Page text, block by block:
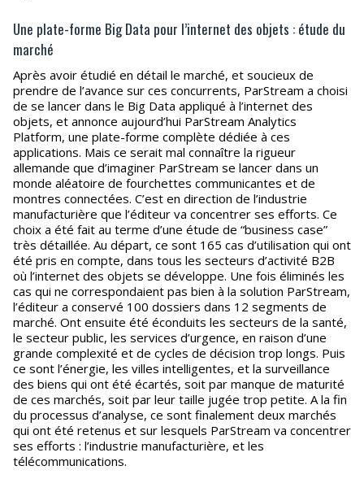
Une plate-forme Big Data pour l’internet des objets : étude du
marché
Après avoir étudié en détail le marché, et soucieux de
prendre de l’avance sur ces concurrents, ParStream a choisi
de se lancer dans le Big Data appliqué à l’internet des
objets, et annonce aujourd’hui ParStream Analytics
Platform, une plate-forme complète dédiée à ces
applications. Mais ce serait mal connaître la rigueur
allemande que d’imaginer ParStream se lancer dans un
monde aléatoire de fourchettes communicantes et de
montres connectées. C’est en direction de l’industrie
manufacturière que l’éditeur va concentrer ses efforts. Ce
choix a été fait au terme d’une étude de “business case”
très détaillée. Au départ, ce sont 165 cas d’utilisation qui ont
été pris en compte, dans tous les secteurs d’activité B2B
où l’internet des objets se développe. Une fois éliminés les
cas qui ne correspondaient pas bien à la solution ParStream,
l’éditeur a conservé 100 dossiers dans 12 segments de
marché. Ont ensuite été éconduits les secteurs de la santé,
le secteur public, les services d’urgence, en raison d’une
grande complexité et de cycles de décision trop longs. Puis
ce sont l’énergie, les villes intelligentes, et la surveillance
des biens qui ont été écartés, soit par manque de maturité
de ces marchés, soit par leur taille jugée trop petite. A la fin
du processus d’analyse, ce sont finalement deux marchés
qui ont été retenus et sur lesquels ParStream va concentrer
ses efforts : l’industrie manufacturière, et les
télécommunications.